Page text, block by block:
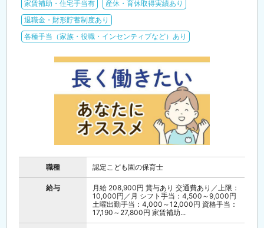
家賃補助・住宅手当有
産休・育休取得実績あり
退職金・財形貯蓄制度あり
各種手当（家族・役職・インセンティブなど）あり
職種 認定こども園の保育士
給与
月給 208,900円 賞与あり 交通費あり／上限：
10,000円／月 シフト手当：4,500～9,000円
土曜出勤手当：4,000～12,000円 資格手当：
17,190～27,800円 家賃補助...